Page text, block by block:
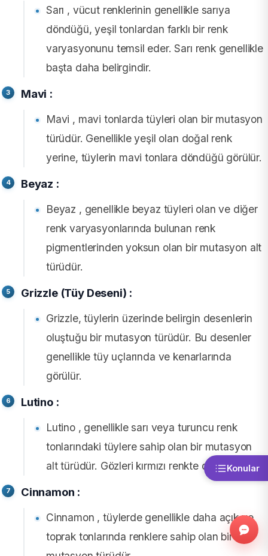
Sarı , vücut renklerinin genellikle sarıya
döndüğü, yeşil tonlardan farklı bir renk
varyasyonunu temsil eder. Sarı renk genellikle
başta daha belirgindir.
Mavi :
Mavi , mavi tonlarda tüyleri olan bir mutasyon
türüdür. Genellikle yeşil olan doğal renk
yerine, tüylerin mavi tonlara döndüğü görülür.
Beyaz :
Beyaz , genellikle beyaz tüyleri olan ve diğer
renk varyasyonlarında bulunan renk
pigmentlerinden yoksun olan bir mutasyon alt
türüdür.
Grizzle (Tüy Deseni) :
Grizzle, tüylerin üzerinde belirgin desenlerin
oluştuğu bir mutasyon türüdür. Bu desenler
genellikle tüy uçlarında ve kenarlarında
görülür.
Lutino :
Lutino , genellikle sarı veya turuncu renk
tonlarındaki tüylere sahip olan bir mutasyon
alt türüdür. Gözleri kırmızı renkte olabilir.
Cinnamon :
Cinnamon , tüylerde genellikle daha açık ve
toprak tonlarında renklere sahip olan bir
Konular